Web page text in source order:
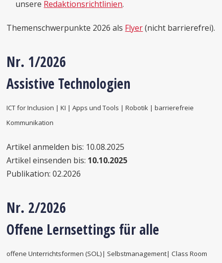
unsere Redaktionsrichtlinien.
Themenschwerpunkte 2026 als Flyer(nicht barrierefrei).
Nr. 1/2026
Assistive Technologien
ICT for Inclusion | KI | Apps und Tools | Robotik | barrierefreie
Kommunikation
Artikel anmelden bis: 10.08.2025
Artikel einsenden bis: 10.10.2025
Publikation: 02.2026
Nr. 2/2026
Offene Lernsettings für alle
offene Unterrichtsformen (SOL)| Selbstmanagement| Class Room